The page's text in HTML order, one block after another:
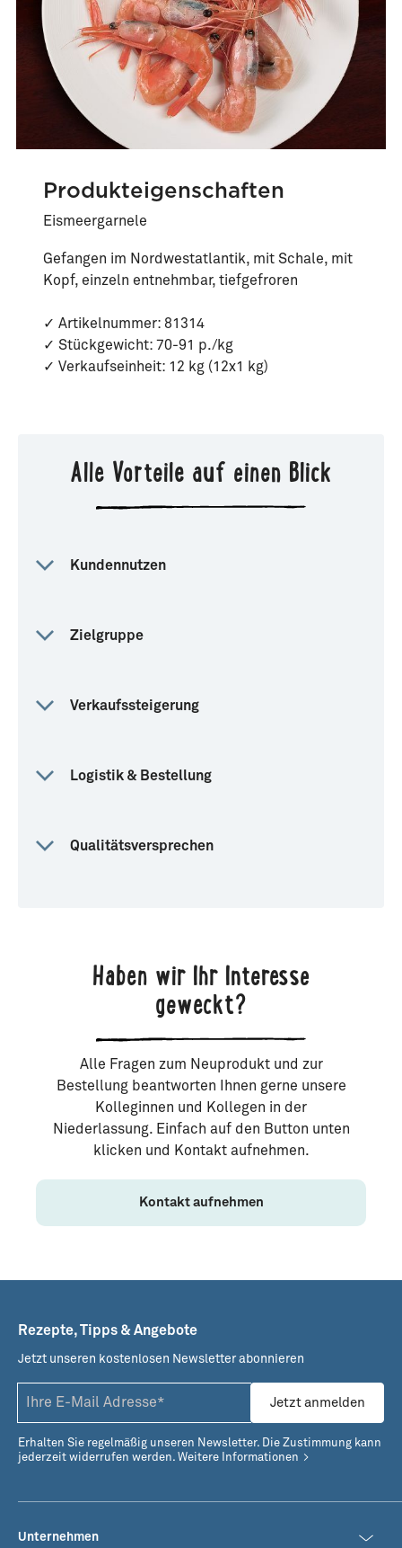
Produkteigenschaften
Eismeergarnele
Gefangen im Nordwestatlantik, mit Schale, mit
Kopf, einzeln entnehmbar, tiefgefroren
✓ Artikelnummer: 81314
✓ Stückgewicht: 70-91 p./kg
✓ Verkaufseinheit: 12 kg (12x1 kg)
Alle Vorteile auf einen Blick
Kundennutzen
Zielgruppe
Verkaufssteigerung
Logistik & Bestellung
Qualitätsversprechen
Haben wir Ihr Interesse
geweckt?
Alle Fragen zum Neuprodukt und zur
Bestellung beantworten Ihnen gerne unsere
Kolleginnen und Kollegen in der
Niederlassung. Einfach auf den Button unten
klicken und Kontakt aufnehmen.
Kontakt aufnehmen
Unternehmen
Rezepte, Tipps & Angebote
Jetzt unseren kostenlosen Newsletter abonnieren
Jetzt anmelden
Erhalten Sie regelmäßig unseren Newsletter. Die Zustimmung kann
jederzeit widerrufen werden. Weitere Informationen